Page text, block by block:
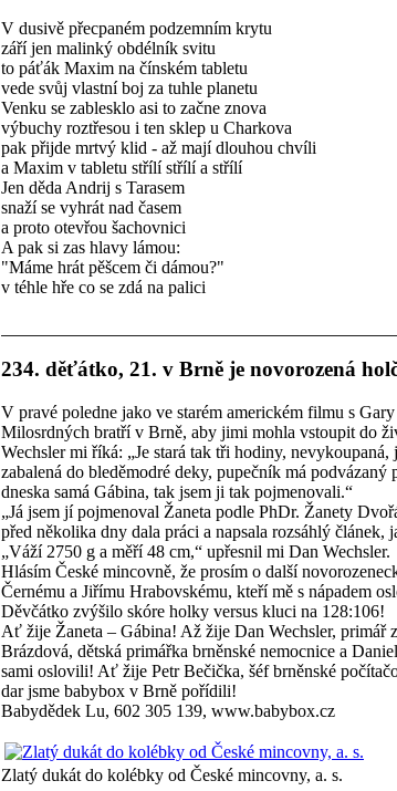
V dusivě přecpaném podzemním krytu
září jen malinký obdélník svitu
to páťák Maxim na čínském tabletu
vede svůj vlastní boj za tuhle planetu
Venku se zablesklo asi to začne znova
výbuchy roztřesou i ten sklep u Charkova
pak přijde mrtvý klid - až mají dlouhou chvíli
a Maxim v tabletu střílí střílí a střílí
Jen děda Andrij s Tarasem
snaží se vyhrát nad časem
a proto otevřou šachovnici
A pak si zas hlavy lámou:
"Máme hrát pěšcem či dámou?"
v téhle hře co se zdá na palici
234. děťátko, 21. v Brně je novorozená
V pravé poledne jako ve starém americkém filmu s
Milosrdných bratří v Brně, aby jimi mohla vstoupit do
Wechsler mi říká: „Je stará tak tři hodiny,
zabalená do bleděmodré deky, pupečník má
dneska samá Gábina, tak jsem ji tak pojmenovali.“
„Já jsem jí pojmenoval Žaneta podle PhDr. Žanety
před několika dny dala práci a napsala rozsáhlý
„Váží 2750 g a měří 48 cm,“ upřesnil mi Dan Wechsler.
Hlásím České mincovně, že prosím o další
Černému a Jiřímu Hrabovskému, kteří mě s nápadem
Děvčátko zvýšilo skóre holky versus kluci na 128:106!
Ať žije Žaneta – Gábina! Až žije Dan Wechsler,
Brázdová, dětská primářka brněnské nemocnice a
sami oslovili! Ať žije Petr Bečička, šéf brněnské
dar jsme babybox v Brně pořídili!
Babydědek Lu, 602 305 139, www.babybox.cz
Zlatý dukát do kolébky od České mincovny, a. s.